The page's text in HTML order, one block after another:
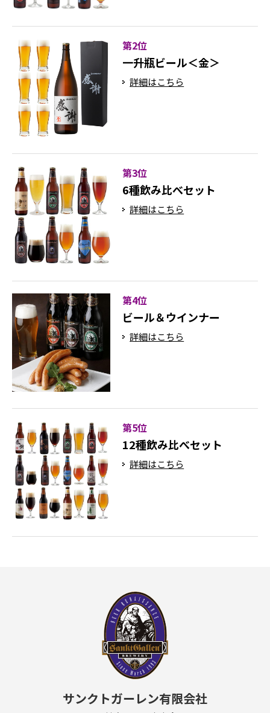
第2位
一升瓶ビール＜金＞
詳細はこちら
第3位
6種飲み比べセット
詳細はこちら
第4位
ビール＆ウインナー
詳細はこちら
第5位
12種飲み比べセット
詳細はこちら
サンクトガーレン有限会社